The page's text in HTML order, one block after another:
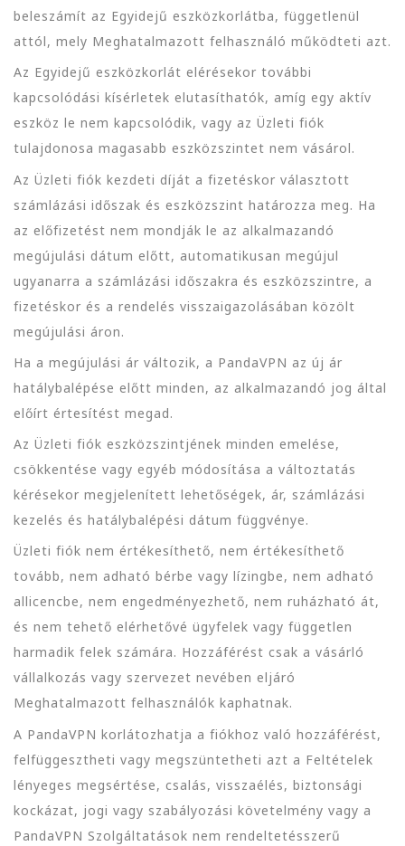
beleszámít az Egyidejű eszközkorlátba, függetlenül
attól, mely Meghatalmazott felhasználó működteti azt.
Az Egyidejű eszközkorlát elérésekor további
kapcsolódási kísérletek elutasíthatók, amíg egy aktív
eszköz le nem kapcsolódik, vagy az Üzleti fiók
tulajdonosa magasabb eszközszintet nem vásárol.
Az Üzleti fiók kezdeti díját a fizetéskor választott
számlázási időszak és eszközszint határozza meg. Ha
az előfizetést nem mondják le az alkalmazandó
megújulási dátum előtt, automatikusan megújul
ugyanarra a számlázási időszakra és eszközszintre, a
fizetéskor és a rendelés visszaigazolásában közölt
megújulási áron.
Ha a megújulási ár változik, a PandaVPN az új ár
hatálybalépése előtt minden, az alkalmazandó jog által
előírt értesítést megad.
Az Üzleti fiók eszközszintjének minden emelése,
csökkentése vagy egyéb módosítása a változtatás
kérésekor megjelenített lehetőségek, ár, számlázási
kezelés és hatálybalépési dátum függvénye.
Üzleti fiók nem értékesíthető, nem értékesíthető
tovább, nem adható bérbe vagy lízingbe, nem adható
allicencbe, nem engedményezhető, nem ruházható át,
és nem tehető elérhetővé ügyfelek vagy független
harmadik felek számára. Hozzáférést csak a vásárló
vállalkozás vagy szervezet nevében eljáró
Meghatalmazott felhasználók kaphatnak.
A PandaVPN korlátozhatja a fiókhoz való hozzáférést,
felfüggesztheti vagy megszüntetheti azt a Feltételek
lényeges megsértése, csalás, visszaélés, biztonsági
kockázat, jogi vagy szabályozási követelmény vagy a
PandaVPN Szolgáltatások nem rendeltetésszerű